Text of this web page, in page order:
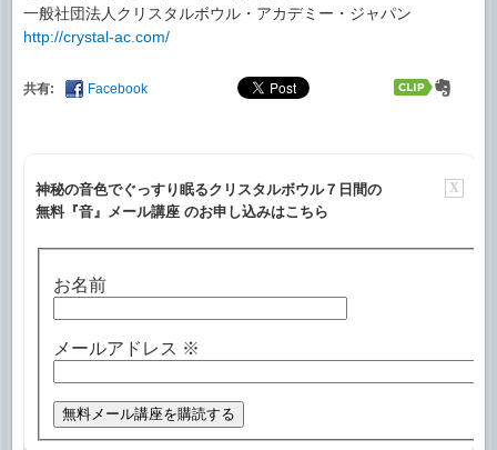
一般社団法人クリスタルボウル・アカデミー・ジャパン
http://crystal-ac.com/
共有: Facebook
X
神秘の音色でぐっすり眠るクリスタルボウル７日間の
無料『音』メール講座 のお申し込みはこちら
お名前
メールアドレス ※